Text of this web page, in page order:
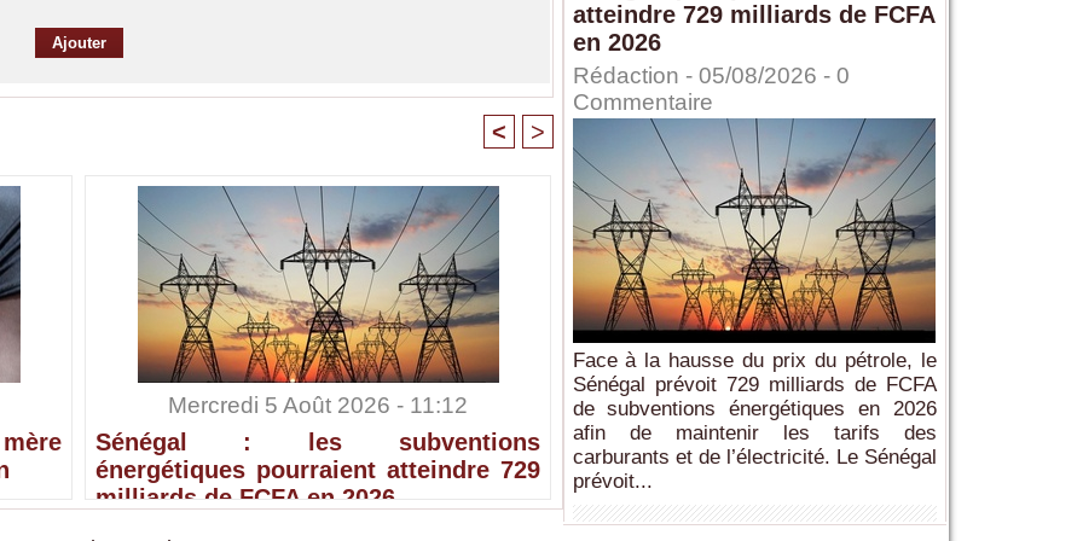
< >
Mercredi 5 Août 2026 - 11:12
Sénégal : les subventions
énergétiques pourraient atteindre 729
milliards de FCFA en 2026
atteindre 729 milliards de FCFA
en 2026
Rédaction - 05/08/2026 - 0
Commentaire
Face à la hausse du prix du pétrole, le
Sénégal prévoit 729 milliards de FCFA
de subventions énergétiques en 2026
afin de maintenir les tarifs des
carburants et de l’électricité. Le Sénégal
prévoit...